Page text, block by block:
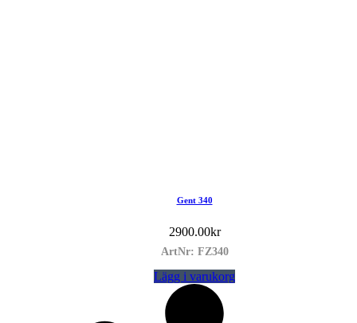
Gent 340
2900.00kr
ArtNr: FZ340
Lägg i varukorg